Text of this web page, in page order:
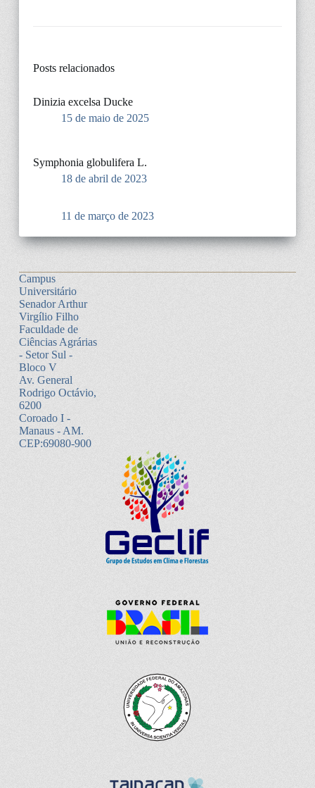
Posts relacionados
Dinizia excelsa Ducke
15 de maio de 2025
Symphonia globulifera L.
18 de abril de 2023
11 de março de 2023
Campus
Universitário
Senador Arthur
Virgílio Filho
Faculdade de
Ciências Agrárias
- Setor Sul -
Bloco V
Av. General
Rodrigo Octávio,
6200
Coroado I -
Manaus - AM.
CEP:69080-900